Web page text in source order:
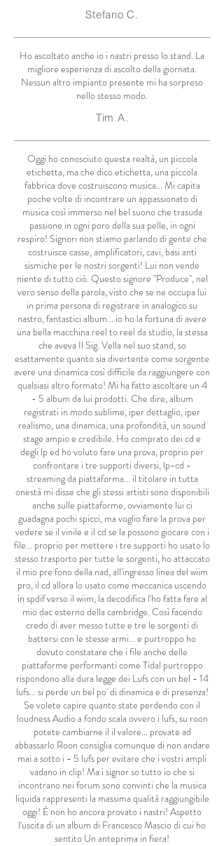
Stefano C.
Ho ascoltato anche io i nastri presso lo stand. La
migliore esperienza di ascolto della giornata.
Nessun altro impianto presente mi ha sorpreso
nello stesso modo.
Tim A.
Oggi ho conosciuto questa realtà, un piccola
etichetta, ma che dico etichetta, una piccola
fabbrica dove costruiscono musica... Mi capita
poche volte di incontrare un appassionato di
musica così immerso nel bel suono che trasuda
passione in ogni poro della sua pelle, in ogni
respiro! Signori non stiamo parlando di gente che
costruisce casse, amplificatori, cavi, basi anti
sismiche per le nostri sorgenti! Lui non vende
niente di tutto ciò. Questo signore "Produce", nel
vero senso della parola, visto che se ne occupa lui
in prima persona di registrare in analogico su
nastro, fantastici album... io ho la fortuna di avere
una bella macchina reel to reel da studio, la stessa
che aveva Il Sig. Vella nel suo stand, so
esattamente quanto sia divertente come sorgente
avere una dinamica così difficile da raggiungere con
qualsiasi altro formato! Mi ha fatto ascoltare un 4
- 5 album da lui prodotti. Che dire, album
registrati in modo sublime, iper dettaglio, iper
realismo, una dinamica, una profondità, un sound
stage ampio e credibile. Ho comprato dei cd e
degli lp ed ho voluto fare una prova, proprio per
confrontare i tre supporti diversi, lp-cd -
streaming da piattaforma... il titolare in tutta
onestà mi disse che gli stessi artisti sono disponibili
anche sulle piattaforme, ovviamente lui ci
guadagna pochi spicci, ma voglio fare la prova per
vedere se il vinile e il cd se la possono giocare con i
file... proprio per mettere i tre supporti ho usato lo
stesso trasporto per tutte le sorgenti, ho attaccato
il mio pre fono della nad, all'ingresso linea del wiim
pro, il cd allora lo usato come meccanica uscendo
in spdif verso il wiim, la decodifica l'ho fatta fare al
mio dac esterno della cambridge. Così facendo
credo di aver messo tutte e tre le sorgenti di
battersi con le stesse armi... e purtroppo ho
dovuto constatare che i file anche delle
piattaforme performanti come Tidal purtroppo
rispondono alla dura legge dei Lufs con un bel - 14
lufs... si perde un bel po' di dinamica e di presenza!
Se volete capire quanto state perdendo con il
loudness Audio a fondo scala ovvero i lufs, su roon
potete cambiarne il il valore... provate ad
abbassarlo Roon consiglia comunque di non andare
mai a sotto i - 5 lufs per evitare che i vostri ampli
vadano in clip! Ma i signor so tutto io che si
incontrano nei forum sono convinti che la musica
liquida rappresenti la massima qualità raggiungibile
oggi! È non ho ancora provato i nastri! Aspetto
l'uscita di un album di Francesco Mascio di cui ho
sentito Un anteprima in fiera!